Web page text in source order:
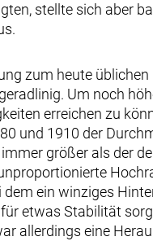
stellte sich aber
zum heute
Um noch
erreichen zu
und 1910 der
größer als der
dem ein winziges
etwas Stabilität
allerdings eine